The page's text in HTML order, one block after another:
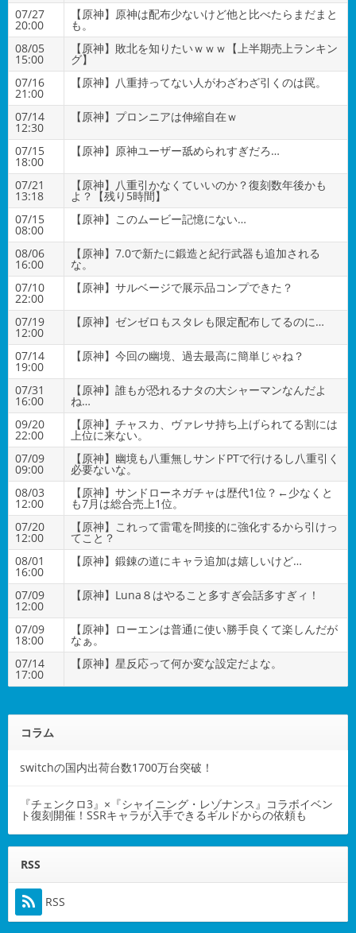
07/27
20:00
【原神】原神は配布少ないけど他と比べたらまだまと
も。
08/05
15:00
【原神】敗北を知りたいｗｗｗ【上半期売上ランキン
グ】
07/16
21:00
【原神】八重持ってない人がわざわざ引くのは罠。
07/14
12:30
【原神】プロンニアは伸縮自在ｗ
07/15
18:00
【原神】原神ユーザー舐められすぎだろ…
07/21
13:18
【原神】八重引かなくていいのか？復刻数年後かも
よ？【残り5時間】
07/15
08:00
【原神】このムービー記憶にない…
08/06
16:00
【原神】7.0で新たに鍛造と紀行武器も追加される
な。
07/10
22:00
【原神】サルベージで展示品コンプできた？
07/19
12:00
【原神】ゼンゼロもスタレも限定配布してるのに…
07/14
19:00
【原神】今回の幽境、過去最高に簡単じゃね？
07/31
16:00
【原神】誰もが恐れるナタの大シャーマンなんだよ
ね…
09/20
22:00
【原神】チャスカ、ヴァレサ持ち上げられてる割には
上位に来ない。
07/09
09:00
【原神】幽境も八重無しサンドPTで行けるし八重引く
必要ないな。
08/03
12:00
【原神】サンドローネガチャは歴代1位？←少なくと
も7月は総合売上1位。
07/20
12:00
【原神】これって雷電を間接的に強化するから引けっ
てこと？
08/01
16:00
【原神】鍛錬の道にキャラ追加は嬉しいけど…
07/09
12:00
【原神】Luna８はやること多すぎ会話多すぎィ！
07/09
18:00
【原神】ローエンは普通に使い勝手良くて楽しんだが
なぁ。
07/14
17:00
【原神】星反応って何か変な設定だよな。
コラム
switchの国内出荷台数1700万台突破！
『チェンクロ3』×『シャイニング・レゾナンス』コラボイベン
ト復刻開催！SSRキャラが入手できるギルドからの依頼も
RSS
RSS